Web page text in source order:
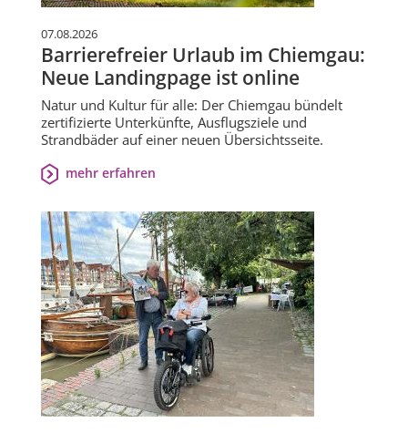
07.08.2026
Barrierefreier Urlaub im Chiemgau:
Neue Landingpage ist online
Natur und Kultur für alle: Der Chiemgau bündelt
zertifizierte Unterkünfte, Ausflugsziele und
Strandbäder auf einer neuen Übersichtsseite.
mehr erfahren